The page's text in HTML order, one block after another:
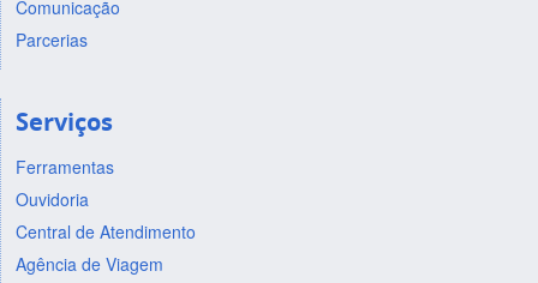
Comunicação
Parcerias
Serviços
Ferramentas
Ouvidoria
Central de Atendimento
Agência de Viagem